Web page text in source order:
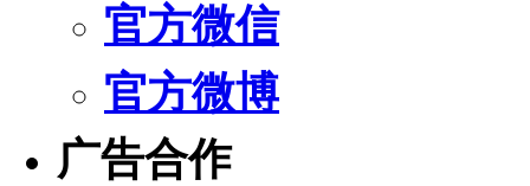
官方微信
官方微博
广告合作